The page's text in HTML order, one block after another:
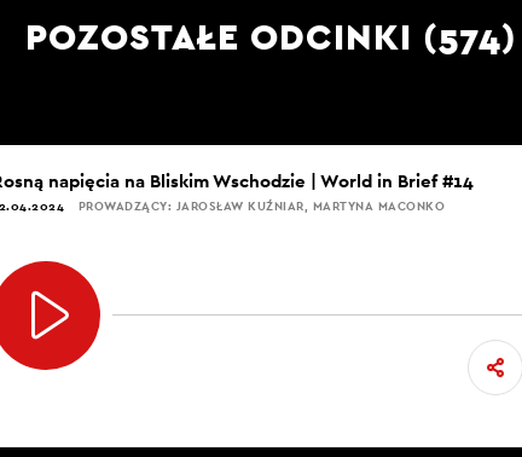
POZOSTAŁE ODCINKI (574)
napięcia na Bliskim Wschodzie | World in Brief #14
PROWADZĄCY: JAROSŁAW KUŹNIAR, MARTYNA MACONKO